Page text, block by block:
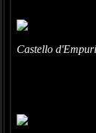
Castello